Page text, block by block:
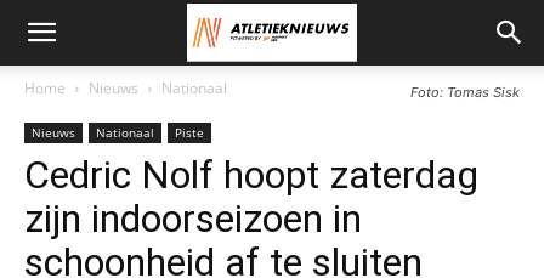
Home Nieuws Nationaal Foto: Tomas Sisk
Nieuws Nationaal Piste
Cedric Nolf hoopt zaterdag
zijn indoorseizoen in
schoonheid af te sluiten